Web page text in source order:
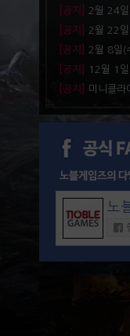
[공지]
2월 24일
[공지]
2월 22
[공지]
2월 8일(
[공지]
12월 1일
스 종료 안내
[공지] 미니클라